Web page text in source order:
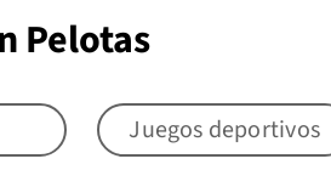
Pelotas
Juegos deportivos